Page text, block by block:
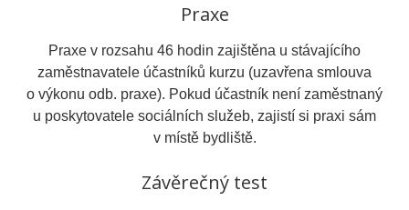
Praxe
Praxe v rozsahu 46 hodin zajištěna u stávajícího
zaměstnavatele účastníků kurzu (uzavřena smlouva
o výkonu odb. praxe). Pokud účastník není zaměstnaný
u poskytovatele sociálních služeb, zajistí si praxi sám
v místě bydliště.
Závěrečný test